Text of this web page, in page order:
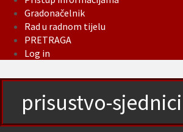
Gradonačelnik
Rad u radnom tijelu
PRETRAGA
Log in
prisustvo-